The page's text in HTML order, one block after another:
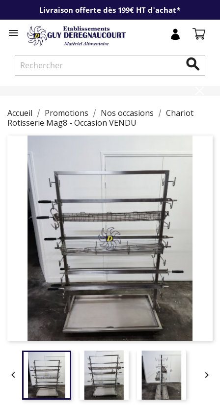
Livraison offerte dès 199€ HT d'achat*


Accueil Promotions Nos occasions
Chariot
Rotisserie Mag8 - Occasion VENDU
 